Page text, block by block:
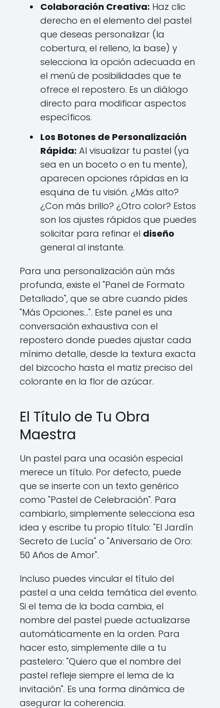
Colaboración Creativa: Haz clic
derecho en el elemento del pastel
que deseas personalizar (la
cobertura, el relleno, la base) y
selecciona la opción adecuada en
el menú de posibilidades que te
ofrece el repostero. Es un diálogo
directo para modificar aspectos
específicos.
Los Botones de Personalización
Rápida: Al visualizar tu pastel (ya
sea en un boceto o en tu mente),
aparecen opciones rápidas en la
esquina de tu visión. ¿Más alto?
¿Con más brillo? ¿Otro color? Estos
son los ajustes rápidos que puedes
solicitar para refinar el diseño
general al instante.
Para una personalización aún más
profunda, existe el "Panel de Formato
Detallado", que se abre cuando pides
"Más Opciones...". Este panel es una
conversación exhaustiva con el
repostero donde puedes ajustar cada
mínimo detalle, desde la textura exacta
del bizcocho hasta el matiz preciso del
colorante en la flor de azúcar.
El Título de Tu Obra
Maestra
Un pastel para una ocasión especial
merece un título. Por defecto, puede
que se inserte con un texto genérico
como "Pastel de Celebración". Para
cambiarlo, simplemente selecciona esa
idea y escribe tu propio título: "El Jardín
Secreto de Lucía" o "Aniversario de Oro:
50 Años de Amor".
Incluso puedes vincular el título del
pastel a una celda temática del evento.
Si el tema de la boda cambia, el
nombre del pastel puede actualizarse
automáticamente en la orden. Para
hacer esto, simplemente dile a tu
pastelero: "Quiero que el nombre del
pastel refleje siempre el lema de la
invitación". Es una forma dinámica de
asegurar la coherencia.